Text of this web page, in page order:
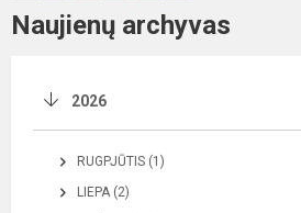
Naujienų archyvas
2026
RUGPJŪTIS (1)
LIEPA (2)